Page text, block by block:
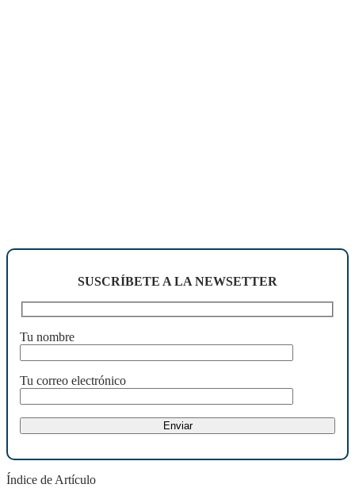
SUSCRÍBETE A LA NEWSETTER
Tu nombre
Tu correo electrónico
Índice de Artículo